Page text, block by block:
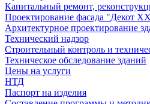
Капитальный ремонт,
Проектирование фасада "Декот
Архитектурное проектирование
Технический надзор
Строительный контроль и
Техническое обследование зданий
Цены на услуги
НТД
Паспорт на изделия